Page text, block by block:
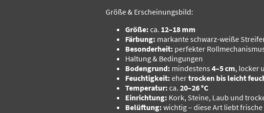
Größe & Erscheinungsbild:
Größe: ca. 12–18 mm
Färbung: markante schwarz-weiße
Besonderheit: perfekter
Haltung & Bedingungen
Bodengrund: mindestens 4–5 cm, locker
Feuchtigkeit: ehertrocken bis leicht
Temperatur: ca. 20–26 °C
Einrichtung: Kork, Steine, Laub und
Belüftung: wichtig – diese Art liebt